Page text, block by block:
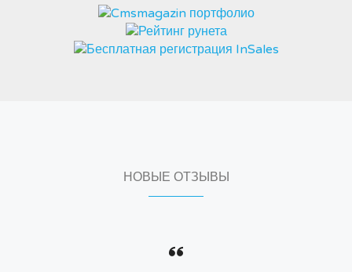
НОВЫЕ ОТЗЫВЫ